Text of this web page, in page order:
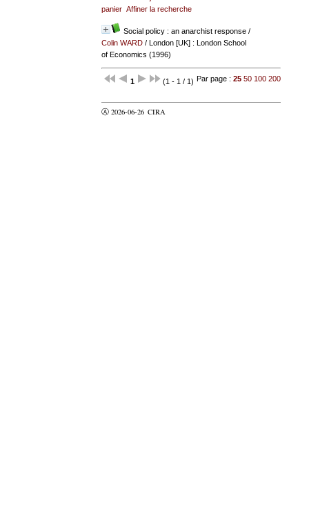
panier Affiner la recherche
Social policy : an anarchist response/
Colin WARD/ London [UK] : London School
of Economics (1996)
1 (1 - 1 / 1) Par page : 25 50 100 200
Ⓐ 2026-06-26 CIRA